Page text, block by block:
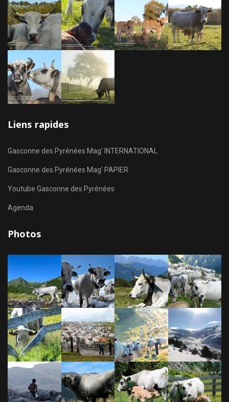
Liens rapides
Gasconne des Pyrénées Mag' INTERNATIONAL
Gasconne des Pyrénées Mag' PAPIER
Youtube Gasconne des Pyrénées
Agenda
Photos